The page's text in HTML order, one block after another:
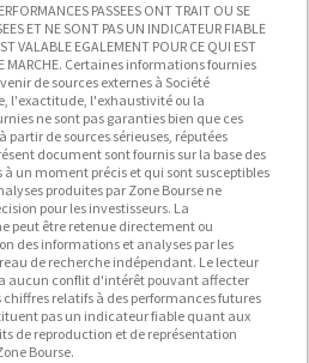
PASSEES ONT TRAIT OU SE
ET NE SONT PAS UN INDICATEUR FIABLE
VALABLE EGALEMENT POUR CE QUI EST
MARCHE. Certaines informations fournies
de sources externes à Société
l'exactitude, l'exhaustivité ou la
ne sont pas garanties bien que ces
de sources sérieuses, réputées
document sont fournis sur la base des
un moment précis et qui sont susceptibles
produites par Zone Bourse ne
pour les investisseurs. La
peut être retenue directement ou
des informations et analyses par les
de recherche indépendant. Le lecteur
aucun conflit d'intérêt pouvant affecter
relatifs à des performances futures
pas un indicateur fiable quant aux
de reproduction et de représentation
Bourse.